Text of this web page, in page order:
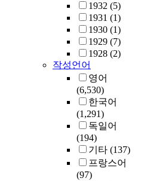
1932 (5)
1931 (1)
1930 (1)
1929 (7)
1928 (2)
작성언어
영어
(6,530)
한국어
(1,291)
독일어
(194)
기타 (137)
프랑스어
(97)